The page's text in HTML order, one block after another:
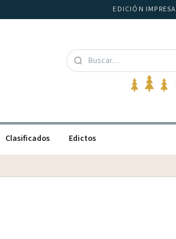
EDICIÓN IMPRESA
Clasificados Edictos